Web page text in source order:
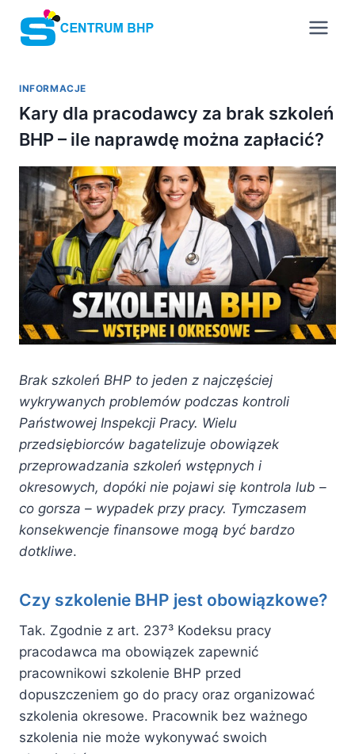
Przejdź
INFORMACJE
Kary dla pracodawcy za brak szkoleń
BHP – ile naprawdę można zapłacić?
Brak szkoleń BHP to jeden z najczęściej
wykrywanych problemów podczas kontroli
Państwowej Inspekcji Pracy. Wielu
przedsiębiorców bagatelizuje obowiązek
przeprowadzania szkoleń wstępnych i
okresowych, dopóki nie pojawi się kontrola lub –
co gorsza – wypadek przy pracy. Tymczasem
konsekwencje finansowe mogą być bardzo
dotkliwe.
Czy szkolenie BHP jest obowiązkowe?
Tak. Zgodnie z art. 237³ Kodeksu pracy
pracodawca ma obowiązek zapewnić
pracownikowi szkolenie BHP przed
dopuszczeniem go do pracy oraz organizować
szkolenia okresowe. Pracownik bez ważnego
szkolenia nie może wykonywać swoich